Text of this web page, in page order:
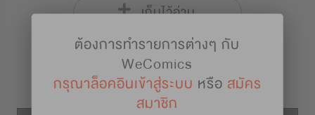
เก็บไว้อ่าน
รายละเอียดการ์ตูน
ต้องการทำรายการต่างๆ กับ
WeComics
กรุณาล็อคอินเข้าสู่ระบบ หรือ สมัคร
สมาชิก